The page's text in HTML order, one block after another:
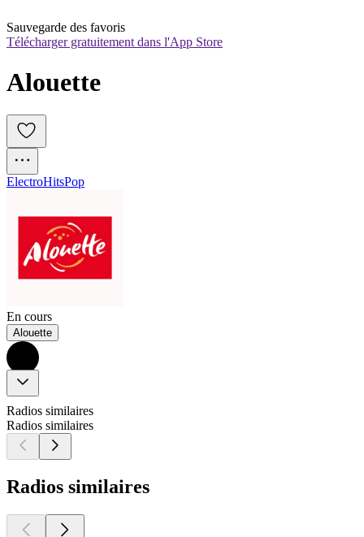
Sauvegarde des favoris
Télécharger gratuitement dans l'App Store
Alouette
ElectroHitsPop
En cours
Alouette
Radios similaires
Radios similaires
Radios similaires